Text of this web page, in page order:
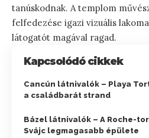
tanúskodnak. A templom
felfedezése igazi vizuális
látogatót magával ragad.
Kapcsolódó cikkek
Cancún látnivalók – Playa
a családbarát strand
Bázel látnivalók – A Roche-
Svájc legmagasabb épülete